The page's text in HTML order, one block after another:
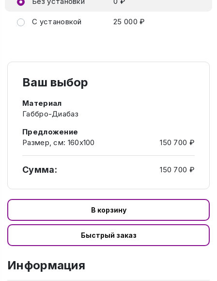
С установкой 25 000 ₽
Ваш выбор
Материал
Габбро-Диабаз
Предложение
Размер, см: 160х100
150 700 ₽
Сумма: 150 700 ₽
В корзину
Быстрый заказ
Информация